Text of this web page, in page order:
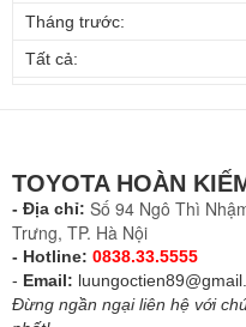
Tháng trước:
Tất cả:
TOYOTA HOÀN
- Địa chỉ: Số 94 Ngô Thì
Trưng, TP. Hà Nội
- Hotline: 0838.33.5555
- Email:
Đừng ngần ngại liên hệ với